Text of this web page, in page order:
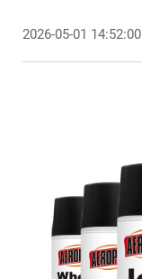
2026-05-01 14:52:00